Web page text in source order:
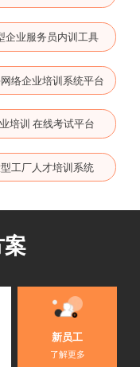
企业服务员内训工具
络企业培训系统平台
培训 在线考试平台
工厂人才培训系统
新员工
了解更多